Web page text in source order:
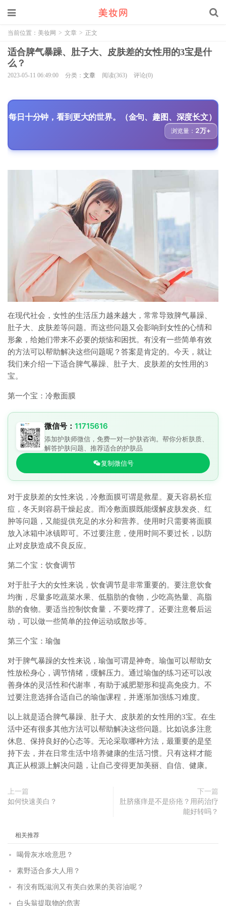
当前位置： 美妆网 > 文章 > 正文
适合脾气暴躁、肚子大、皮肤差的女性用的3宝是什
么？
2023-05-11 06:49:00 分类： 文章 阅读(363) 评论(0)
每日十分钟，看到更大的世界。（金句、趣图、深度长文）
浏览量： 2万+
在现代社会，女性的生活压力越来越大，常常导致脾气暴躁、
肚子大、皮肤差等问题。而这些问题又会影响到女性的心情和
形象，给她们带来不必要的烦恼和困扰。有没有一些简单有效
的方法可以帮助解决这些问题呢？答案是肯定的。今天，就让
我们来介绍一下适合脾气暴躁、肚子大、皮肤差的女性用的3
宝。
第一个宝：冷敷面膜
微信号： 11715616
添加护肤师微信，免费一对一护肤咨询。帮你分析肤质、
解答护肤问题、推荐适合的护肤品
复制微信号
对于皮肤差的女性来说，冷敷面膜可谓是救星。夏天容易长痘
痘，冬天则容易干燥起皮。而冷敷面膜既能缓解皮肤发炎、红
肿等问题，又能提供充足的水分和营养。使用时只需要将面膜
放入冰箱中冰镇即可。不过要注意，使用时间不要过长，以防
止对皮肤造成不良反应。
第二个宝：饮食调节
对于肚子大的女性来说，饮食调节是非常重要的。要注意饮食
均衡，尽量多吃蔬菜水果、低脂肪的食物，少吃高热量、高脂
肪的食物。要适当控制饮食量，不要吃撑了。还要注意餐后运
动，可以做一些简单的拉伸运动或散步等。
第三个宝：瑜伽
对于脾气暴躁的女性来说，瑜伽可谓是神奇。瑜伽可以帮助女
性放松身心，调节情绪，缓解压力。通过瑜伽的练习还可以改
善身体的灵活性和代谢率，有助于减肥塑形和提高免疫力。不
过要注意选择合适自己的瑜伽课程，并逐渐加强练习难度。
以上就是适合脾气暴躁、肚子大、皮肤差的女性用的3宝。在生
活中还有很多其他方法可以帮助解决这些问题。比如说多注意
休息、保持良好的心态等。无论采取哪种方法，最重要的是坚
持下去，并在日常生活中培养健康的生活习惯。只有这样才能
真正从根源上解决问题，让自己变得更加美丽、自信、健康。
上一篇
如何快速美白？
下一篇
肚脐瘙痒是不是疥疮？用药治疗
能好转吗？
相关推荐
喝骨灰水啥意思？
素野适合多大人用？
有没有既滋润又有美白效果的美容油呢？
白头翁提取物的危害